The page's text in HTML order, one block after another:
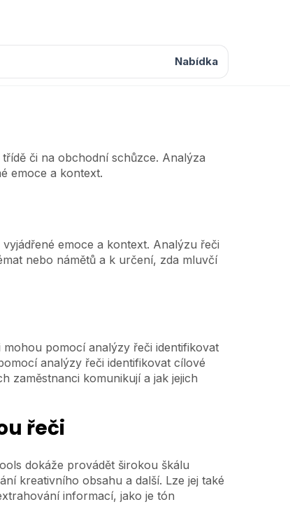
Nabídka
či na obchodní schůzce. Analýza
emoce a kontext.
emoce a kontext. Analýzu řeči
nebo námětů a k určení, zda mluvčí
pomocí analýzy řeči identifikovat
analýzy řeči identifikovat cílové
zaměstnanci komunikují a jak jejich
řeči
dokáže provádět širokou škálu
kreativního obsahu a další. Lze jej také
informací, jako je tón